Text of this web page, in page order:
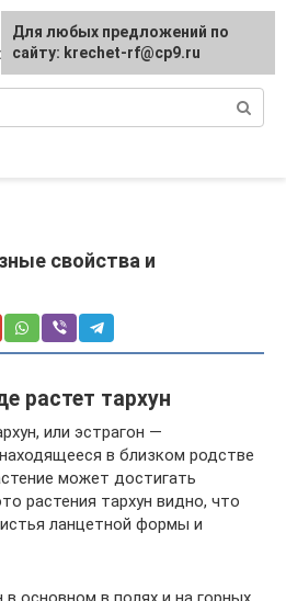
рецепты и методы
свойства и
растет тархун
или эстрагон —
в близком родстве
может достигать
растения тархун видно, что
ланцетной формы и
Для любых предложений по
сайту: krechet-rf@cp9.ru